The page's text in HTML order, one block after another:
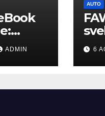
ADMIN
AUTO
6